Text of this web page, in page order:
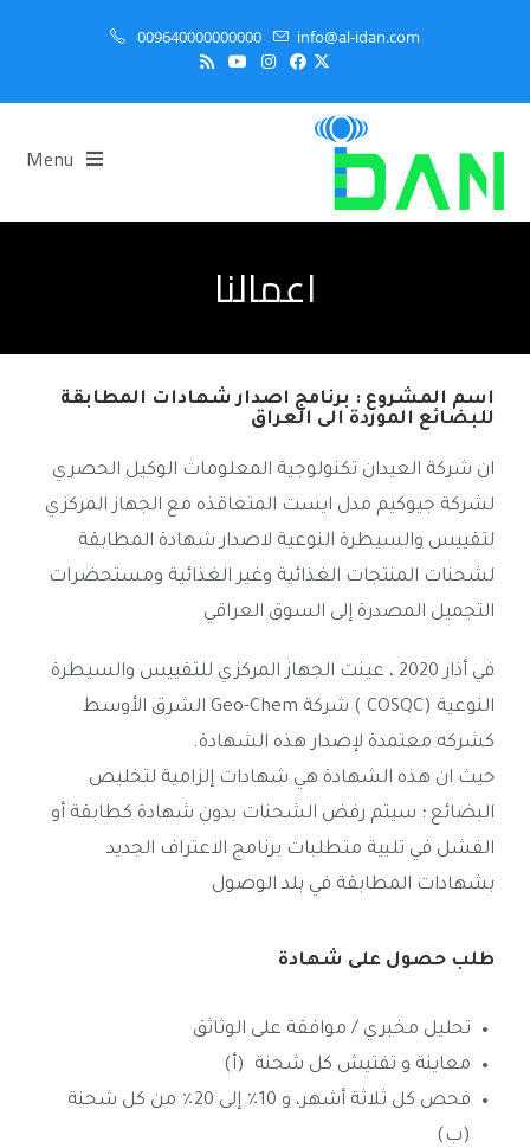
009640000000000 info@al-idan.com
Menu
اعمالنا
اسم المشروع : برنامج اصدار شهادات المطابقة
للبضائع الموردة الى العراق
ان شركة العيدان تكنولوجية المعلومات الوكيل الحصري
لشركة جيوكيم مدل ايست المتعاقذه مع الجهاز المركزي
لتقييس والسيطرة النوعية لاصدار شهادة المطابقة
لشحنات المنتجات الغذائية وغير الغذائية ومستحضرات
التجميل المصدرة إلى السوق العراقي
في أذار 2020 ، عينت الجهاز المركزي للتقييس والسيطرة
النوعية (COSQC ) شركة Geo-Chem الشرق الأوسط
كشركه معتمدة لإصدار هذه الشهادة.
حيث ان هذه الشهادة هي شهادات إلزامية لتخليص
البضائع ؛ سيتم رفض الشحنات بدون شهادة كطابقة أو
الفشل في تلبية متطلبات برنامج الاعتراف الجديد
بشهادات المطابقة في بلد الوصول
طلب حصول على شهادة
تحليل مخبري / موافقة على الوثاثق
معاينة و تفتيش كل شحنة (أ)
فحص كل ثلاثة أشهر، و 10٪ إلى 20٪ من كل شحنة
(ب)